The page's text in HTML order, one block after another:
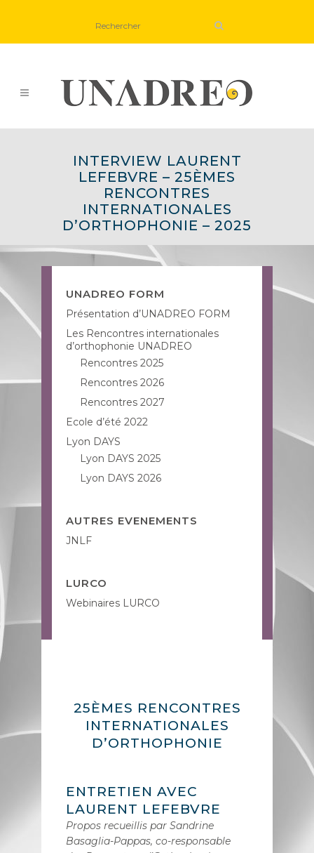
INTERVIEW LAURENT
LEFEBVRE – 25ÈMES
RENCONTRES
INTERNATIONALES
D’ORTHOPHONIE – 2025
UNADREO FORM
Présentation d’UNADREO FORM
Les Rencontres internationales
d’orthophonie UNADREO
Rencontres 2025
Rencontres 2026
Rencontres 2027
Ecole d’été 2022
Lyon DAYS
Lyon DAYS 2025
Lyon DAYS 2026
AUTRES EVENEMENTS
JNLF
LURCO
Webinaires LURCO
25ÈMES RENCONTRES
INTERNATIONALES
D’ORTHOPHONIE
ENTRETIEN AVEC
LAURENT LEFEBVRE
Propos recueillis par Sandrine
Basaglia-Pappas, co-responsable